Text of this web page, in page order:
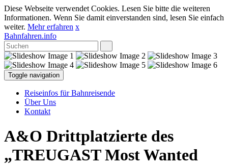
Diese Webseite verwendet Cookies. Lesen Sie bitte die weiteren
Informationen. Wenn Sie damit einverstanden sind, lesen Sie einfach
weiter. Mehr erfahren x
Bahnfahren.info
Toggle navigation
Reiseinfos für Bahnreisende
Über Uns
Kontakt
A&O Drittplatzierte des
„TREUGAST Most Wanted